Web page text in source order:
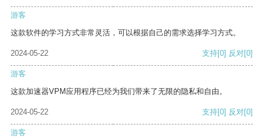
游客
这款软件的学习方式非常灵活，可以根据自己的需求选择学习方式。
2024-05-22 支持[0] 反对[0]
游客
这款加速器VPM应用程序已经为我们带来了无限的隐私和自由。
2024-05-22 支持[0] 反对[0]
游客